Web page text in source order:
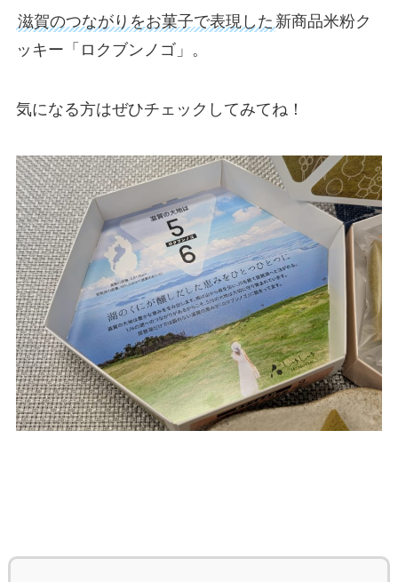
滋賀のつながりをお菓子で表現した 新商品米粉ク
ッキー「ロクブンノゴ」。
気になる方はぜひチェックしてみてね！